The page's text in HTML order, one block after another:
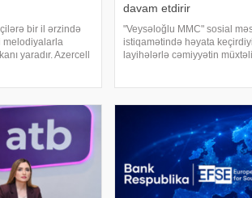
bir il ərzində
melodiyalarla
yaradır. Azercell
davam etdirir
"Veysəloğlu MMC" sosial
istiqamətində həyata keçirdiyi
layihələrlə cəmiyyətin